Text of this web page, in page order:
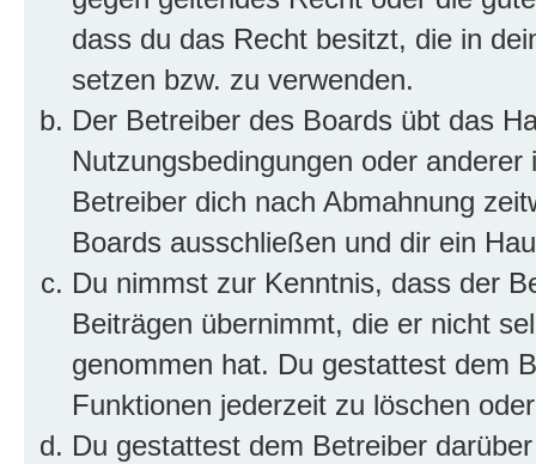
dass du das Recht besitzt, die in
setzen bzw. zu verwenden.
Der Betreiber des Boards übt das
Nutzungsbedingungen oder
Betreiber dich nach Abmahnung
Boards ausschließen und dir ein
Du nimmst zur Kenntnis, dass der
Beiträgen übernimmt, die er nicht
genommen hat. Du gestattest dem
Funktionen jederzeit zu löschen
Du gestattest dem Betreiber